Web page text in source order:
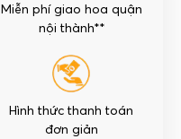
Miễn phí giao hoa quận
nội thành**
Hình thức thanh toán
đơn giản